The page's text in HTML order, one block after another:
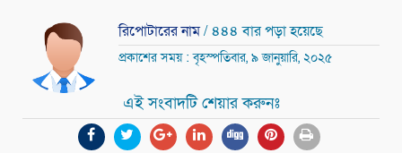
রিপোটারের নাম/ ৪৪৪ বার পড়া হয়েছে
প্রকাশের সময় : বৃহস্পতিবার, ৯ জানুয়ারি, ২০২৫
এই সংবাদটি শেয়ার করুনঃ